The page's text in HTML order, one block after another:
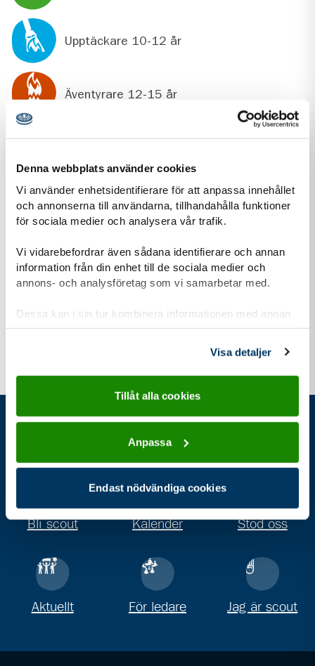
Denna webbplats använder cookies
Vi använder enhetsidentifierare för att anpassa innehållet
och annonserna till användarna, tillhandahålla funktioner
för sociala medier och analysera vår trafik.
Vi vidarebefordrar även sådana identifierare och annan
information från din enhet till de sociala medier och
annons- och analysföretag som vi samarbetar med.
Dessa kan i sin tur kombinera informationen med annan
information som du har tillhandahållit eller som de har
Visa detaljer
Tillåt alla cookies
Anpassa
Endast nödvändiga cookies
Upptäckare 10-12 år
Äventyrare 12-15 år
Rover 19-25 år
Ledare och kår
Familjescouting
Bli scout Kalender Stöd oss
Aktuellt För ledare Jag är scout